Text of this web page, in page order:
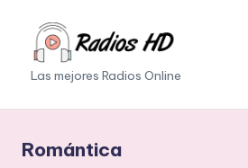
Saltar
contenidoLas mejores Radios Online
Romántica